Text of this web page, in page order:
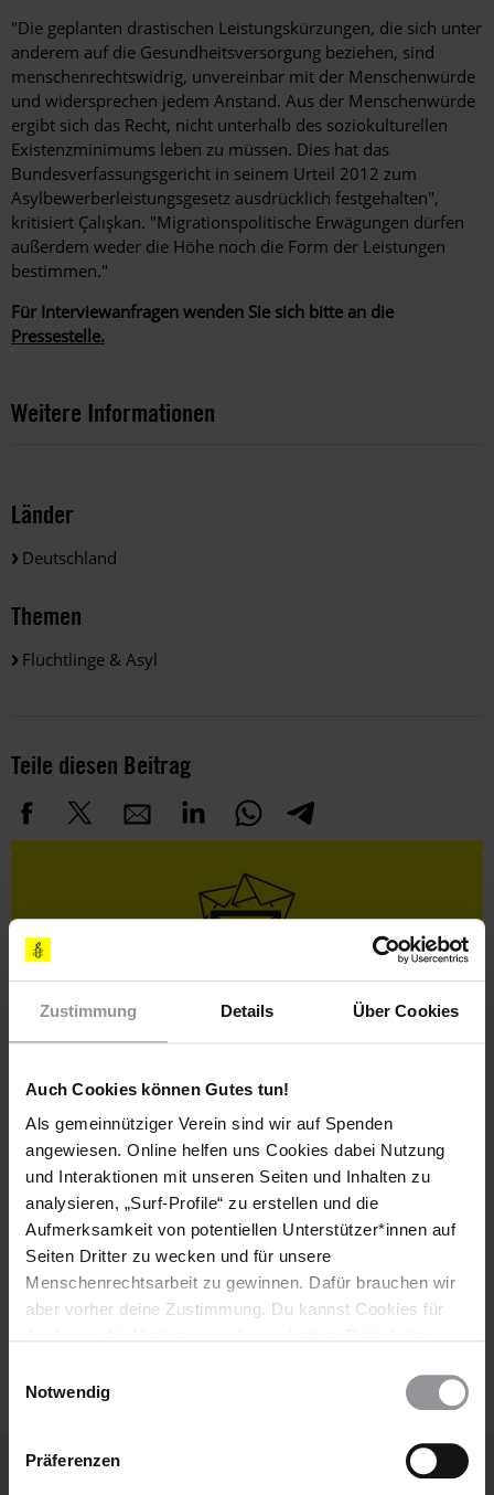
Zustimmung Details Über Cookies
Auch Cookies können Gutes tun!
Als gemeinnütziger Verein sind wir auf Spenden
angewiesen. Online helfen uns Cookies dabei Nutzung
und Interaktionen mit unseren Seiten und Inhalten zu
analysieren, „Surf-Profile“ zu erstellen und die
Aufmerksamkeit von potentiellen Unterstützer*innen auf
Seiten Dritter zu wecken und für unsere
Menschenrechtsarbeit zu gewinnen. Dafür brauchen wir
aber vorher deine Zustimmung. Du kannst Cookies für
wieder ändern. Diesen Banner kannst Du über den Link
Notwendig
Präferenzen
"Die geplanten drastischen Leistungskürzungen, die sich unter
anderem auf die Gesundheitsversorgung beziehen, sind
menschenrechtswidrig, unvereinbar mit der Menschenwürde
und widersprechen jedem Anstand. Aus der Menschenwürde
ergibt sich das Recht, nicht unterhalb des soziokulturellen
Existenzminimums leben zu müssen. Dies hat das
Bundesverfassungsgericht in seinem Urteil 2012 zum
Asylbewerberleistungsgesetz ausdrücklich festgehalten",
kritisiert Çalışkan. "Migrationspolitische Erwägungen dürfen
außerdem weder die Höhe noch die Form der Leistungen
bestimmen."
Für Interviewanfragen wenden Sie sich bitte an die
Pressestelle.
Weitere Informationen
Länder
Deutschland
Themen
Flüchtlinge & Asyl
Teile diesen Beitrag
Bleib informiert
Header
Text
Abonniere den Amnesty-Newsletter und mach dich
für die Menschenrechte stark!
Vorname
Nachname
E-
Mail
Ich habe dieDatenschutzrichtlinieund die